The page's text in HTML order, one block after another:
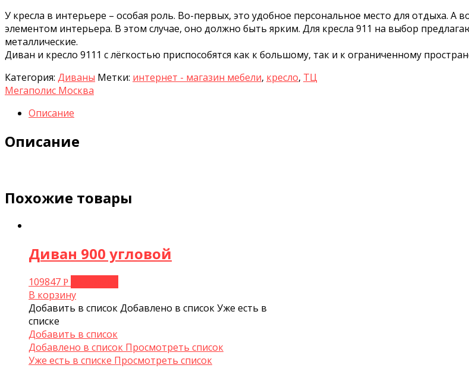
У кресла в интерьере – особая роль. Во-первых, это удобное персональное место для отдыха.
элементом интерьера. В этом случае, оно должно быть ярким. Для кресла 911 на выбор
металлические.
Диван и кресло 9111 с лёгкостью приспособятся как к большому, так и к ограниченному
Категория: Диваны Метки: интернет - магазин мебели, кресло, ТЦ
Мегаполис Москва
Описание
Описание
Похожие товары
Диван 900 угловой
109847 Р
В корзину
Добавить в списокДобавлено в списокУже есть в
списке
Добавить в список
Добавлено в список Просмотреть список
Уже есть в списке Просмотреть список